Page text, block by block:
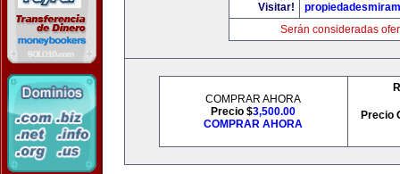
Visitar!
Serán consideradas
COMPRAR AHORA
Precio $3,500.00
COMPRAR AHORA
Precio